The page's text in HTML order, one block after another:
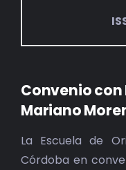
Convenio
Mariano
La Escuela de
Córdoba en